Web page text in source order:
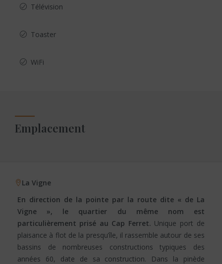
Télévision
Toaster
WiFi
Emplacement
La Vigne
En direction de la pointe par la route dite « de La
Vigne », le quartier du même nom est
particulièrement prisé au Cap Ferret. Unique port de
plaisance à flot de la presqu’île, il rassemble autour de ses
bassins de nombreuses constructions typiques des
années 60, date de sa construction. Dans la pinède